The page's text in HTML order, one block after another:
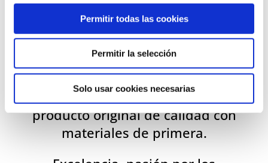
Permitir todas las cookies
Permitir la selección
Solo usar cookies necesarias
COMO
ARTESANOS DEL CUERO
Desde Enrile, buscamos trabajar
codo con codo entre nuestros
artesanos para elaborar un
producto original de calidad con
materiales de primera.